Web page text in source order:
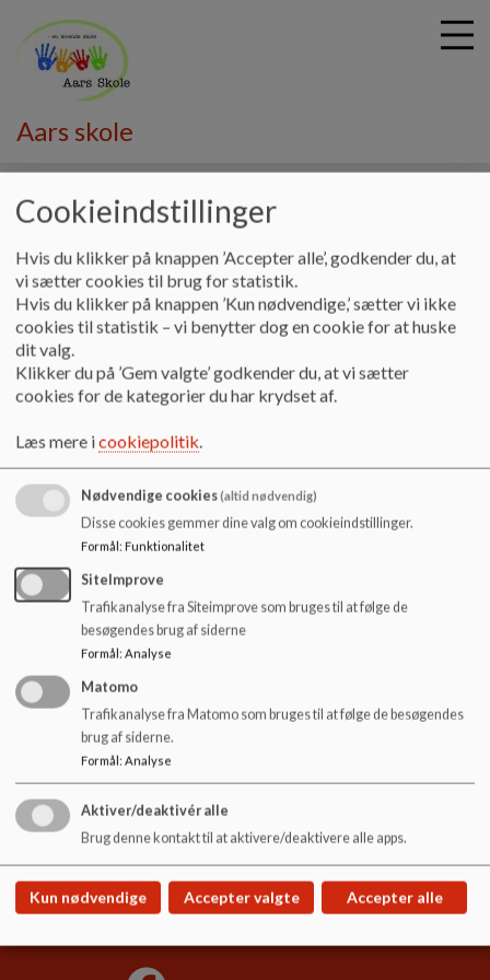
G
h
Aars skole
Skolebestyrelsen Bestyrelsesreferater
Referater skoleår 2018/19
Skolebestyrelsens referater skoleår 2018/19
SKB-referat 03-06-19
SKB-referat 25-04-19
SKB-referat 12-03-19
Aars Skole
Kirkegade 4, 9600 Aars
aars.skole@vesthimmerland.dk
+45 99668800
EAN NR. 5798004128244
Tilgængelighedserklæring
Sitemap
Cookieindstillinger
Hvis du klikker på knappen ’Accepter alle’, godkender du, at
vi sætter cookies til brug for statistik.
Hvis du klikker på knappen ’Kun nødvendige,’ sætter vi ikke
cookies til statistik – vi benytter dog en cookie for at huske
dit valg.
Klikker du på ’Gem valgte’ godkender du, at vi sætter
cookies for de kategorier du har krydset af.
Læs mere icookiepolitik.
Nødvendige cookies(altid nødvendig)
Disse cookies gemmer dine valg om cookieindstillinger.
Formål: Funktionalitet
SiteImprove
Trafikanalyse fra Siteimprove som bruges til at følge de
besøgendes brug af siderne
Formål: Analyse
Matomo
Trafikanalyse fra Matomo som bruges til at følge de besøgendes
brug af siderne.
Formål: Analyse
Aktiver/deaktivér alle
Brug denne kontakt til at aktivere/deaktivere alle apps.
Kun nødvendige Accepter valgte Accepter alle